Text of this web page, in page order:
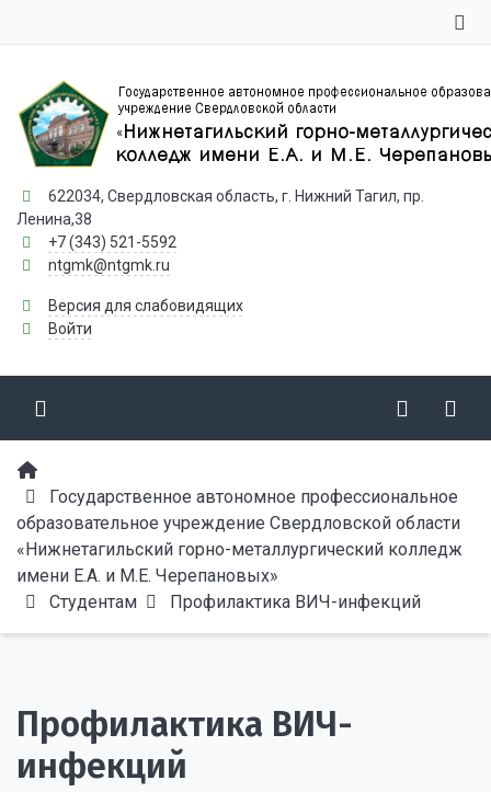
622034, Свердловская область, г. Нижний Тагил, пр.
Ленина,38
+7 (343) 521-5592
ntgmk@ntgmk.ru
Версия для слабовидящих
Войти
Государственное автономное профессиональное
образовательное учреждение Свердловской области
«Нижнетагильский горно-металлургический колледж
имени Е.А. и М.Е. Черепановых»
Студентам
Профилактика ВИЧ-инфекций
Профилактика ВИЧ-
инфекций